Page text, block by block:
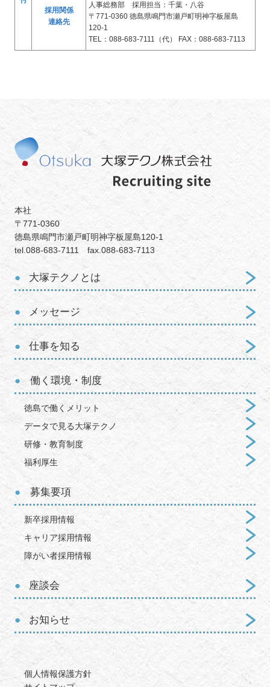
採用関係
連絡先
人事総務部 採用担当：千葉・八谷
〒771-0360 徳島県鳴門市瀬戸町明神字板屋島
120-1
TEL：088-683-7111（代） FAX：088-683-7113
本社
〒771-0360
徳島県鳴門市瀬戸町明神字板屋島120-1
tel.088-683-7111 fax.088-683-7113
大塚テクノとは
メッセージ
仕事を知る
働く環境・制度
徳島で働くメリット
データで見る大塚テクノ
研修・教育制度
福利厚生
募集要項
新卒採用情報
キャリア採用情報
障がい者採用情報
座談会
お知らせ
個人情報保護方針